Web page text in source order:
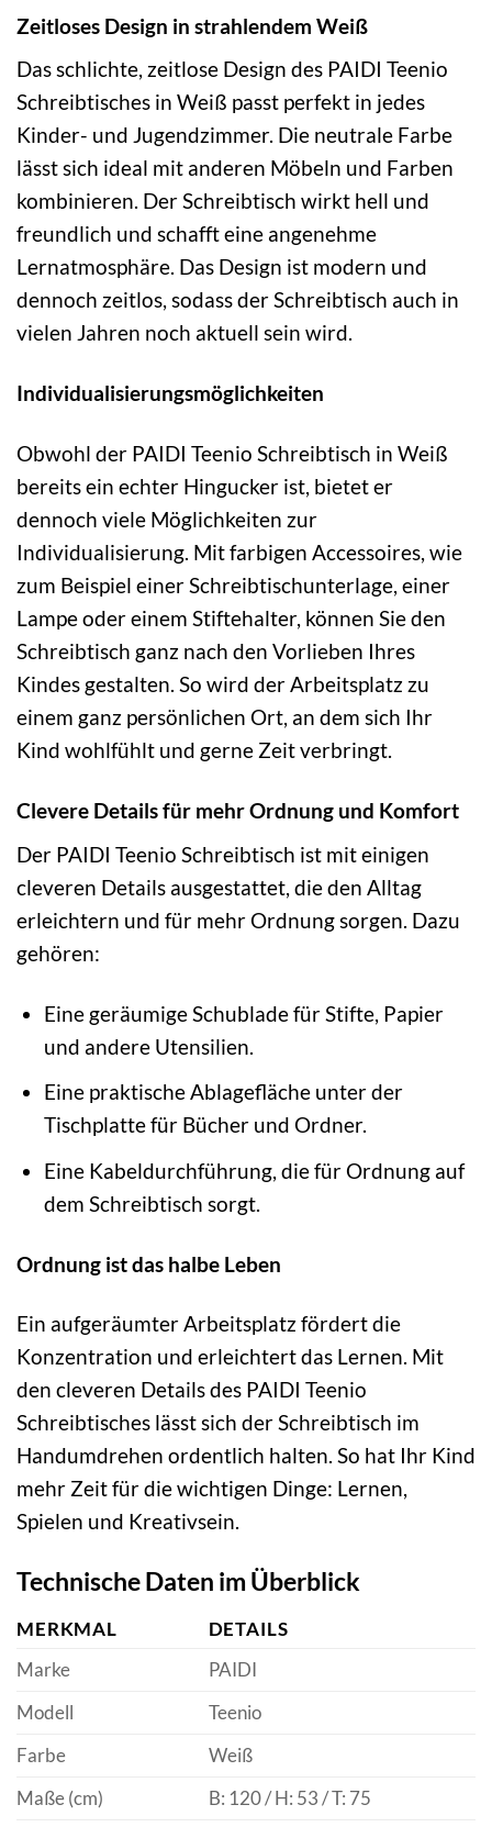
Zeitloses Design in strahlendem Weiß
Das schlichte, zeitlose Design des PAIDI Teenio
Schreibtisches in Weiß passt perfekt in jedes
Kinder- und Jugendzimmer. Die neutrale Farbe
lässt sich ideal mit anderen Möbeln und Farben
kombinieren. Der Schreibtisch wirkt hell und
freundlich und schafft eine angenehme
Lernatmosphäre. Das Design ist modern und
dennoch zeitlos, sodass der Schreibtisch auch in
vielen Jahren noch aktuell sein wird.
Individualisierungsmöglichkeiten
Obwohl der PAIDI Teenio Schreibtisch in Weiß
bereits ein echter Hingucker ist, bietet er
dennoch viele Möglichkeiten zur
Individualisierung. Mit farbigen Accessoires, wie
zum Beispiel einer Schreibtischunterlage, einer
Lampe oder einem Stiftehalter, können Sie den
Schreibtisch ganz nach den Vorlieben Ihres
Kindes gestalten. So wird der Arbeitsplatz zu
einem ganz persönlichen Ort, an dem sich Ihr
Kind wohlfühlt und gerne Zeit verbringt.
Clevere Details für mehr Ordnung und Komfort
Der PAIDI Teenio Schreibtisch ist mit einigen
cleveren Details ausgestattet, die den Alltag
erleichtern und für mehr Ordnung sorgen. Dazu
gehören:
Eine geräumige Schublade für Stifte, Papier
und andere Utensilien.
Eine praktische Ablagefläche unter der
Tischplatte für Bücher und Ordner.
Eine Kabeldurchführung, die für Ordnung auf
dem Schreibtisch sorgt.
Ordnung ist das halbe Leben
Ein aufgeräumter Arbeitsplatz fördert die
Konzentration und erleichtert das Lernen. Mit
den cleveren Details des PAIDI Teenio
Schreibtisches lässt sich der Schreibtisch im
Handumdrehen ordentlich halten. So hat Ihr Kind
mehr Zeit für die wichtigen Dinge: Lernen,
Spielen und Kreativsein.
Technische Daten im Überblick
MERKMAL
DETAILS
Marke
PAIDI
Modell
Teenio
Farbe
Weiß
Maße (cm)
B: 120 / H: 53 / T: 75